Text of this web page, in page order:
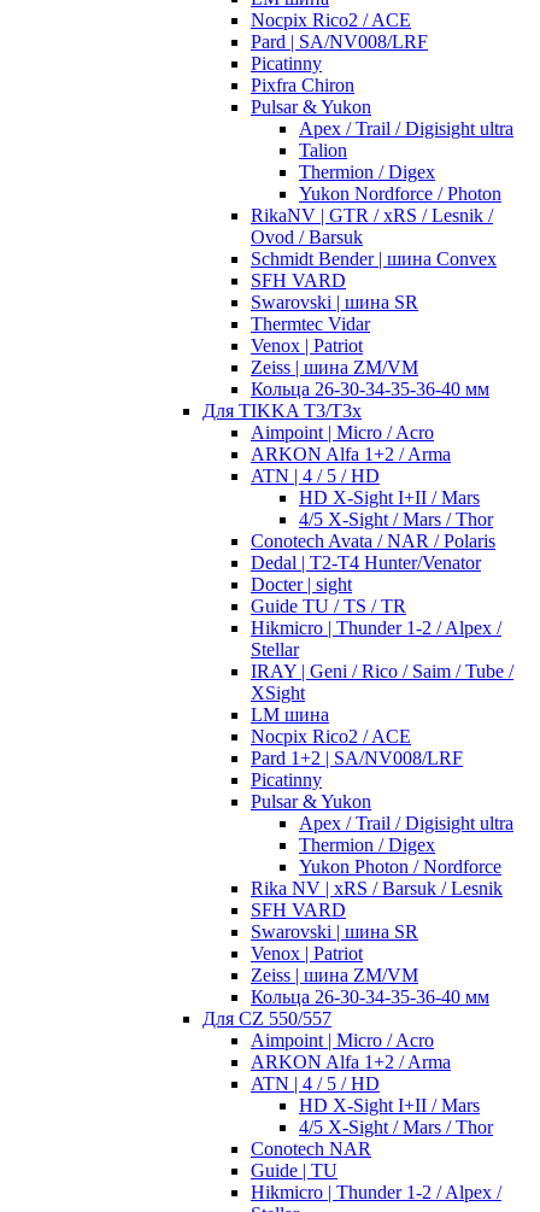
Nocpix Rico2 / ACE
Pard | SA/NV008/LRF
Picatinny
Pixfra Chiron
Pulsar & Yukon
Apex / Trail / Digisight ultra
Talion
Thermion / Digex
Yukon Nordforce / Photon
RikaNV | GTR / xRS / Lesnik /
Ovod / Barsuk
Schmidt Bender | шина Convex
SFH VARD
Swarovski | шина SR
Thermtec Vidar
Venox | Patriot
Zeiss | шина ZM/VM
Кольца 26-30-34-35-36-40 мм
Для TIKKA T3/T3x
Aimpoint | Micro / Acro
ARKON Alfa 1+2 / Arma
ATN | 4 / 5 / HD
HD X-Sight I+II / Mars
4/5 X-Sight / Mars / Thor
Conotech Avata / NAR / Polaris
Dedal | T2-T4 Hunter/Venator
Docter | sight
Guide TU / TS / TR
Hikmicro | Thunder 1-2 / Alpex /
Stellar
IRAY | Geni / Rico / Saim / Tube /
XSight
LM шина
Nocpix Rico2 / ACE
Pard 1+2 | SA/NV008/LRF
Picatinny
Pulsar & Yukon
Apex / Trail / Digisight ultra
Thermion / Digex
Yukon Photon / Nordforce
Rika NV | xRS / Barsuk / Lesnik
SFH VARD
Swarovski | шина SR
Venox | Patriot
Zeiss | шина ZM/VM
Кольца 26-30-34-35-36-40 мм
Для CZ 550/557
Aimpoint | Micro / Acro
ARKON Alfa 1+2 / Arma
ATN | 4 / 5 / HD
HD X-Sight I+II / Mars
4/5 X-Sight / Mars / Thor
Conotech NAR
Guide | TU
Hikmicro | Thunder 1-2 / Alpex /